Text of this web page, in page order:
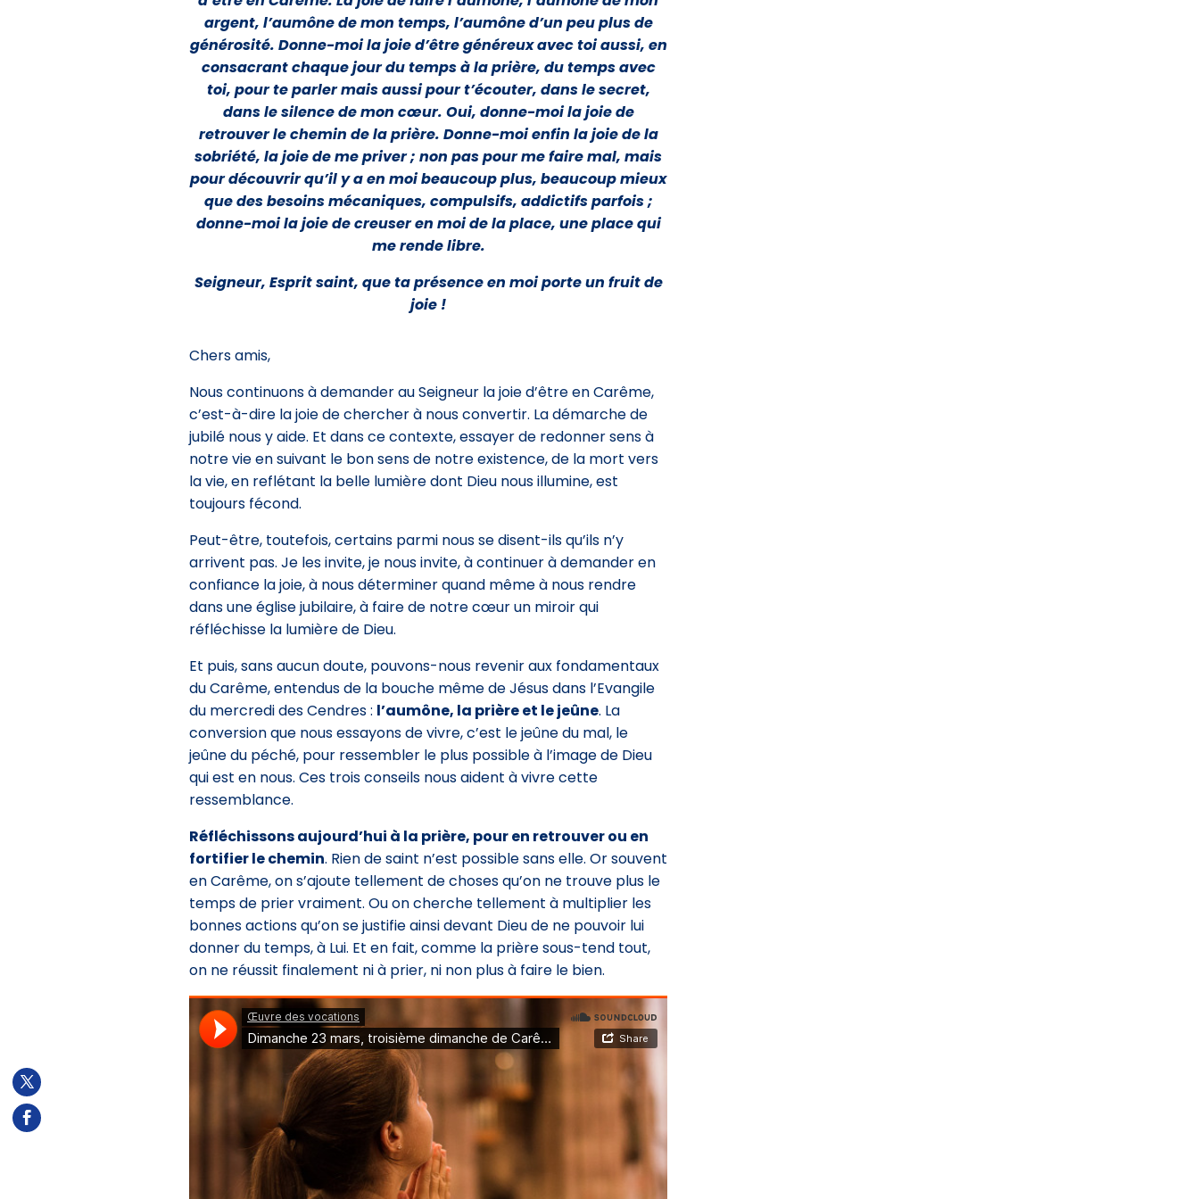
argent, l’aumône de mon temps, l’aumône d’un peu plus de
générosité. Donne-moi la joie d’être généreux avec toi aussi, en
consacrant chaque jour du temps à la prière, du temps avec
toi, pour te parler mais aussi pour t’écouter, dans le secret,
dans le silence de mon cœur. Oui, donne-moi la joie de
retrouver le chemin de la prière. Donne-moi enfin la joie de la
sobriété, la joie de me priver ; non pas pour me faire mal, mais
pour découvrir qu’il y a en moi beaucoup plus, beaucoup mieux
que des besoins mécaniques, compulsifs, addictifs parfois ;
donne-moi la joie de creuser en moi de la place, une place qui
me rende libre.
Seigneur, Esprit saint, que ta présence en moi porte un fruit de
joie !
Chers amis,
Nous continuons à demander au Seigneur la joie d’être en Carême,
c’est-à-dire la joie de chercher à nous convertir. La démarche de
jubilé nous y aide. Et dans ce contexte, essayer de redonner sens à
notre vie en suivant le bon sens de notre existence, de la mort vers
la vie, en reflétant la belle lumière dont Dieu nous illumine, est
toujours fécond.
Peut-être, toutefois, certains parmi nous se disent-ils qu’ils n’y
arrivent pas. Je les invite, je nous invite, à continuer à demander en
confiance la joie, à nous déterminer quand même à nous rendre
dans une église jubilaire, à faire de notre cœur un miroir qui
réfléchisse la lumière de Dieu.
Et puis, sans aucun doute, pouvons-nous revenir aux fondamentaux
du Carême, entendus de la bouche même de Jésus dans l’Evangile
du mercredi des Cendres : l’aumône, la prière et le jeûne. La
conversion que nous essayons de vivre, c’est le jeûne du mal, le
jeûne du péché, pour ressembler le plus possible à l’image de Dieu
qui est en nous. Ces trois conseils nous aident à vivre cette
ressemblance.
Réfléchissons aujourd’hui à la prière, pour en retrouver ou en
fortifier le chemin. Rien de saint n’est possible sans elle. Or souvent
en Carême, on s’ajoute tellement de choses qu’on ne trouve plus le
temps de prier vraiment. Ou on cherche tellement à multiplier les
bonnes actions qu’on se justifie ainsi devant Dieu de ne pouvoir lui
donner du temps, à Lui. Et en fait, comme la prière sous-tend tout,
on ne réussit finalement ni à prier, ni non plus à faire le bien.